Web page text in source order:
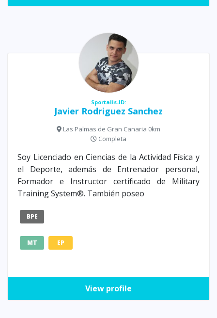
Sportalis-ID:
Javier Rodriguez Sanchez
Las Palmas de Gran Canaria 0km
Completa
Soy Licenciado en Ciencias de la Actividad Física y
el Deporte, además de Entrenador personal,
Formador e Instructor certificado de Military
Training System®. También poseo
BPE
MT EP
View profile